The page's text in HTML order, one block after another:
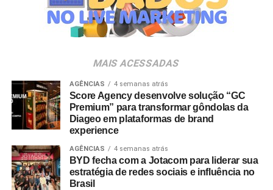
marca em eventos são infinitas”, analisa Luciana Dantas,
vice-presidente da ALAGEV.
Travel Index
apontam que 80% dos colaboradores
consideram viagens de incentivo a forma mais relevante
de reconhecimento profissional — contra 20% que optam
por bonificações financeiras ou bens materiais. A
pesquisa revela ainda que essas ativações aumentam a
retenção de lembrança de marca em até 35%, além de
96% dos entrevistados relatarem incremento na
motivação.
MAIS ACESSADAS
AGÊNCIAS 4 semanas atrás
Score Agency desenvolve solução “GC
Premium” para transformar gôndolas da
Diageo em plataformas de brand
experience
AGÊNCIAS 4 semanas atrás
BYD fecha com a Jotacom para liderar sua
estratégia de redes sociais e influência no
Brasil